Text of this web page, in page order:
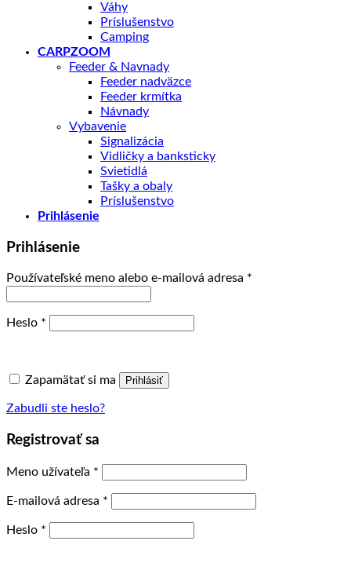
Váhy
Príslušenstvo
Camping
CARPZOOM
Feeder & Navnady
Feeder nadväzce
Feeder krmítka
Návnady
Vybavenie
Signalizácia
Vidličky a banksticky
Svietidlá
Tašky a obaly
Príslušenstvo
Prihlásenie
Prihlásenie
Používateľské meno alebo e-mailová adresa *
Heslo *
Zapamätať si ma Prihlásiť
Zabudli ste heslo?
Registrovať sa
Meno užívateľa *
E-mailová adresa *
Heslo *